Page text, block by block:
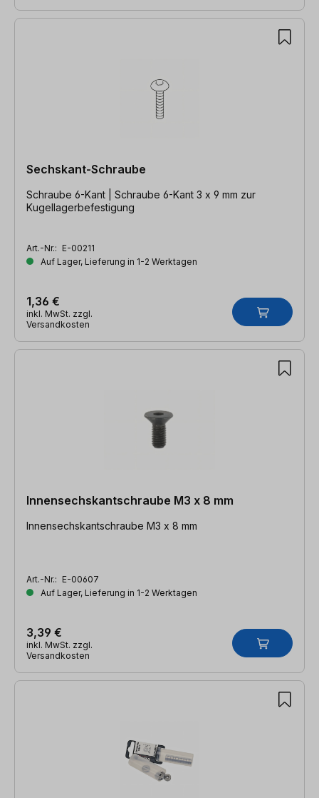
Sechskant-Schraube
Schraube 6-Kant | Schraube 6-Kant 3 x 9 mm zur
Kugellagerbefestigung
Art.-Nr.: E-00211
Auf Lager, Lieferung in 1-2 Werktagen
1,36 €
inkl. MwSt. zzgl.
Versandkosten
Innensechskantschraube M3 x 8 mm
Innensechskantschraube M3 x 8 mm
Art.-Nr.: E-00607
Auf Lager, Lieferung in 1-2 Werktagen
3,39 €
inkl. MwSt. zzgl.
Versandkosten